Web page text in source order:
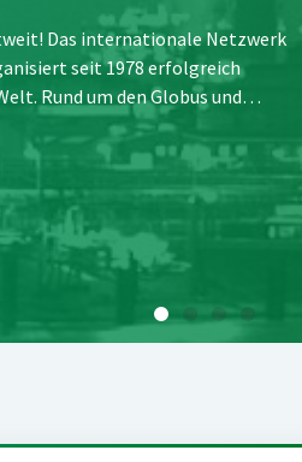
Das internationale Netzwerk
seit 1978 erfolgreich
Rund um den Globus und…